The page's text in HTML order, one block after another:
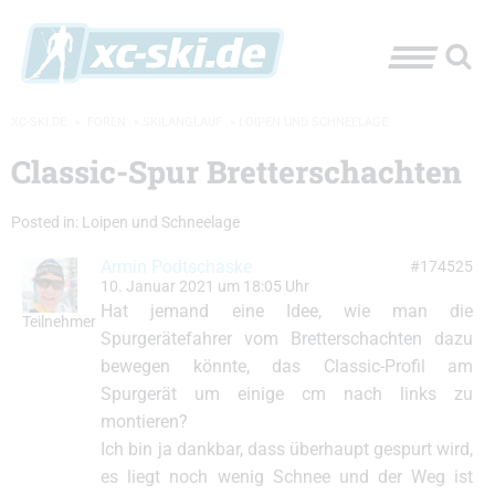
Classic-Spur Bretterschachten
Posted in: Loipen und Schneelage
Teilnehmer
Armin Podtschaske
10. Januar 2021 um 18:05 Uhr
#174525
Hat jemand eine Idee, wie man die
Spurgerätefahrer vom Bretterschachten dazu
bewegen könnte, das Classic-Profil am
Spurgerät um einige cm nach links zu
montieren?
Ich bin ja dankbar, dass überhaupt gespurt wird,
es liegt noch wenig Schnee und der Weg ist